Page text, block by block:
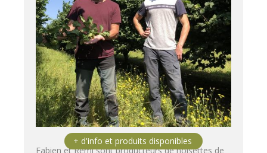
Fabien et Rémi sont producteurs de noisettes de